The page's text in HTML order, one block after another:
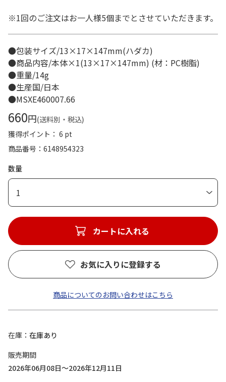
※1回のご注文はお一人様5個までとさせていただきます。
●包装サイズ/13×17×147mm(ハダカ)
●商品内容/本体×1(13×17×147mm) (材：PC樹脂)
●重量/14g
●生産国/日本
●MSXE460007.66
660円(送料別・税込)
獲得ポイント： 6 pt
商品番号
6148954323
数量
1
カートに入れる
お気に入りに登録する
商品についてのお問い合わせはこちら
在庫
在庫あり
販売期間
2026年06月08日～2026年12月11日